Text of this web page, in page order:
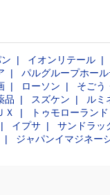
イオンリテール
パルグループホー
ローソン そごう
品 スズケン ルミ
Ｘ トゥモローランド
イプサ サンドラッ
ジャパンイマジネー